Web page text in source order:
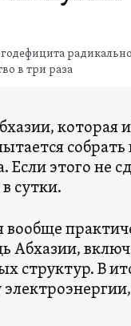
в три раза
которая
этого не
сутки.
вообще
структур. В